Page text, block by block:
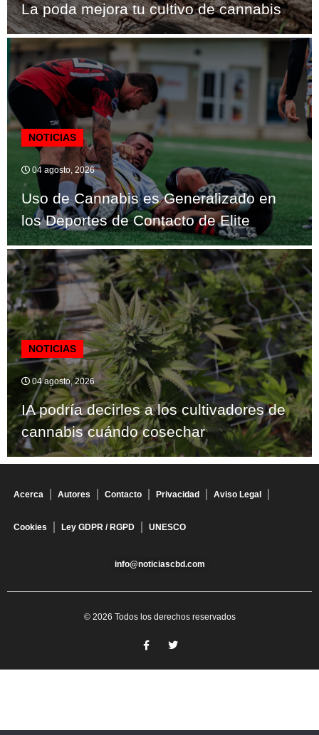
La poda mejora tu cultivo de cannabis
NOTICIAS
04 agosto, 2026
Uso de Cannabis es Generalizado en
los Deportes de Contacto de Elite
NOTICIAS
04 agosto, 2026
IA podría decirles a los cultivadores de
cannabis cuándo cosechar
Acerca Autores Contacto Privacidad Aviso Legal
Cookies Ley GDPR / RGPD UNESCO
info@noticiascbd.com
© 2026 Todos los derechos reservados